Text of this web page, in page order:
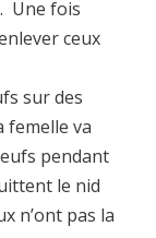
Une fois
ceux
sur des
femelle va
pendant
le nid
n’ont pas la